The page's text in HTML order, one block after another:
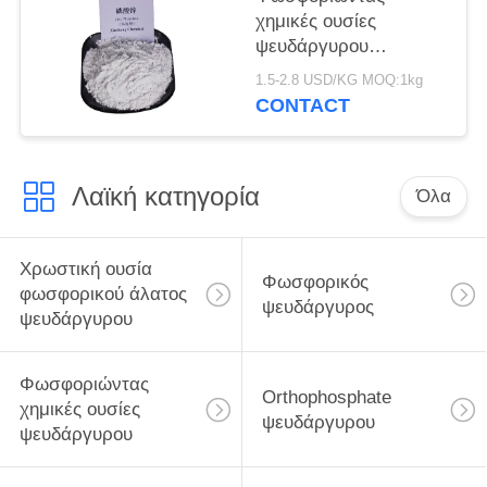
χημικές ουσίες
ψευδάργυρου
ΠΡΟΣΙΤΟΤΗΤΑΣ
τυποποιημένες,
φωσφορικού άλατος
1.5-2.8 USD/KG MOQ:1kg
CONTACT
Λαϊκή κατηγορία Όλα
Χρωστική ουσία
φωσφορικού άλατος
ψευδάργυρου
Φωσφορικός
ψευδάργυρος
Φωσφοριώντας
χημικές ουσίες
ψευδάργυρου
Orthophosphate
ψευδάργυρου